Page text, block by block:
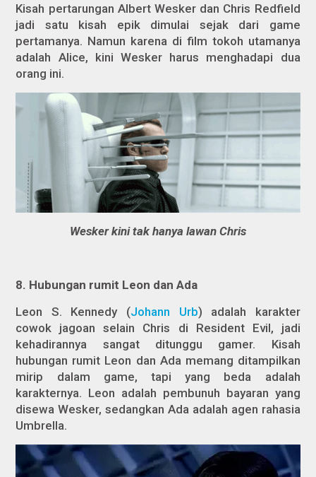
Kisah pertarungan Albert Wesker dan Chris Redfield
jadi satu kisah epik dimulai sejak dari game
pertamanya. Namun karena di film tokoh utamanya
adalah Alice, kini Wesker harus menghadapi dua
orang ini.
Wesker kini tak hanya lawan Chris
8. Hubungan rumit Leon dan Ada
Leon S. Kennedy (Johann Urb) adalah karakter
cowok jagoan selain Chris di Resident Evil, jadi
kehadirannya sangat ditunggu gamer. Kisah
hubungan rumit Leon dan Ada memang ditampilkan
mirip dalam game, tapi yang beda adalah
karakternya. Leon adalah pembunuh bayaran yang
disewa Wesker, sedangkan Ada adalah agen rahasia
Umbrella.